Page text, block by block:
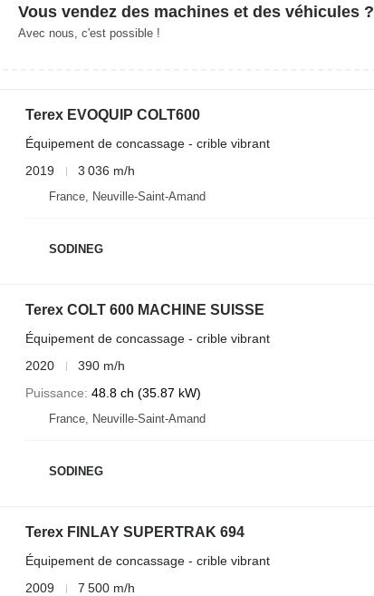
Vous vendez des machines et des véhicules ?
Avec nous, c'est possible !
Terex EVOQUIP COLT600
Équipement de concassage - crible vibrant
2019
3 036 m/h
France, Neuville-Saint-Amand
SODINEG
Terex COLT 600 MACHINE SUISSE
Équipement de concassage - crible vibrant
2020
390 m/h
Puissance 48.8 ch (35.87 kW)
France, Neuville-Saint-Amand
SODINEG
Terex FINLAY SUPERTRAK 694
Équipement de concassage - crible vibrant
2009
7 500 m/h